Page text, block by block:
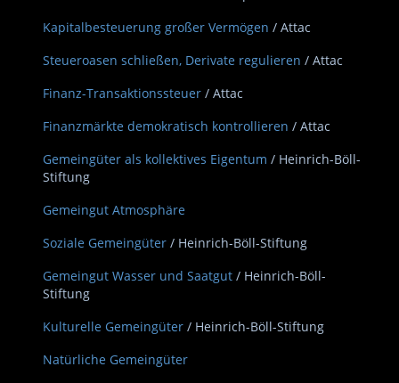
Kapitalbesteuerung großer Vermögen / Attac
Steueroasen schließen, Derivate regulieren / Attac
Finanz-Transaktionssteuer / Attac
Finanzmärkte demokratisch kontrollieren / Attac
Gemeingüter als kollektives Eigentum / Heinrich-Böll-
Stiftung
Gemeingut Atmosphäre
Soziale Gemeingüter / Heinrich-Böll-Stiftung
Gemeingut Wasser und Saatgut / Heinrich-Böll-
Stiftung
Kulturelle Gemeingüter / Heinrich-Böll-Stiftung
Natürliche Gemeingüter